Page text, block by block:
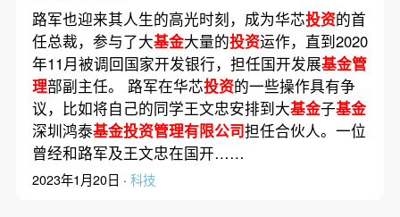
路军也迎来其人生的高光时刻，成为华芯投资的首
任总裁，参与了大基金大量的投资运作，直到2020
年11月被调回国家开发银行，担任国开发展基金管
理部副主任。 路军在华芯投资的一些操作具有争
议，比如将自己的同学王文忠安排到大基金子基金
深圳鸿泰基金投资管理有限公司担任合伙人。一位
曾经和路军及王文忠在国开……
2023年1月20日 · 科技